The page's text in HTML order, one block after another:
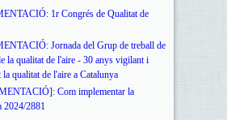
1r Congrés de Qualitat de
Jornada del Grup de treball de
la qualitat de l'aire - 30 anys vigilant i
qualitat de l'aire a Catalunya
Com implementar la
2024/2881